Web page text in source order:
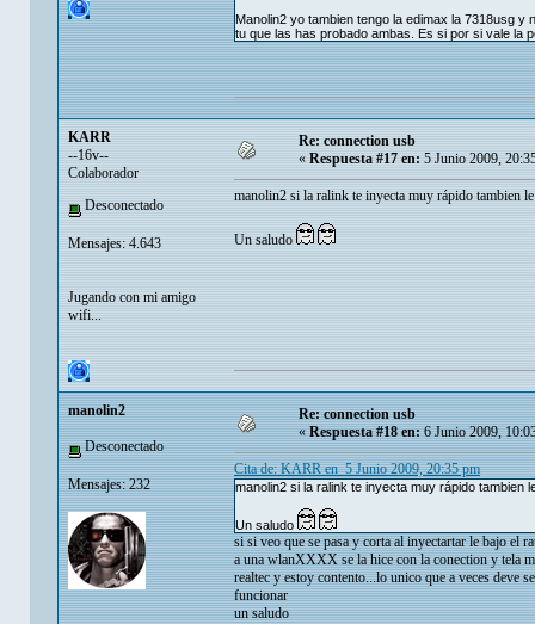
Manolin2 yo tambien tengo la edimax la 7318usg
tu que las has probado ambas. Es si por si vale la
KARR
--16v--
Colaborador
Desconectado
Mensajes: 4.643
Jugando con mi amigo
wifi...
Re: connection usb
« Respuesta #17 en: 5 Junio 2009,
manolin2 si la ralink te inyecta muy rápido tambien
Un saludo
manolin2
Desconectado
Mensajes: 232
Re: connection usb
«Respuesta #18 en:6 Junio 2009,
Cita de: KARR en 5 Junio 2009, 20:35 pm
manolin2 si la ralink te inyecta muy rápido tambien
Un saludo
si si veo que se pasa y corta al inyectartar le bajo el
a una wlanXXXX se la hice con la conection y tela
realtec y estoy contento...lo unico que a veces deve
funcionar
un saludo